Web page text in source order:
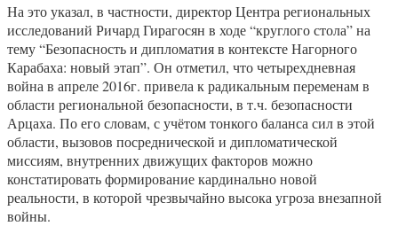
На это указал, в частности, директор Центра региональных
исследований Ричард Гирагосян в ходе “круглого стола” на
тему “Безопасность и дипломатия в контексте Нагорного
Карабаха: новый этап”. Он отметил, что четырехдневная
война в апреле 2016г. привела к радикальным переменам в
области региональной безопасности, в т.ч. безопасности
Арцаха. По его словам, с учётом тонкого баланса сил в этой
области, вызовов посреднической и дипломатической
миссиям, внутренних движущих факторов можно
констатировать формирование кардинально новой
реальности, в которой чрезвычайно высока угроза внезапной
войны.